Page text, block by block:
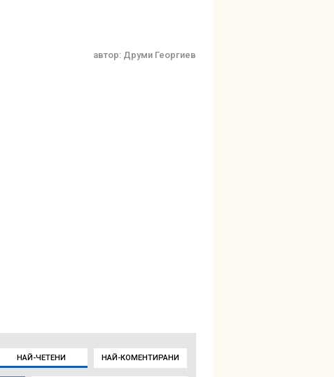
автор: Друми Георгиев
НАЙ-ЧЕТЕНИ НАЙ-КОМЕНТИРАНИ